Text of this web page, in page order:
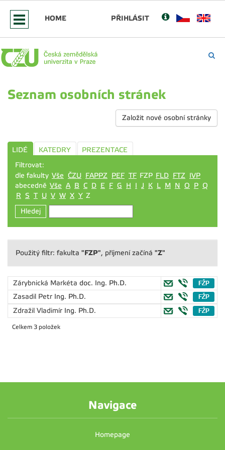
HOME PŘIHLÁSIT
Seznam osobních stránek
Založit nové osobní stránky
LIDÉ KATEDRY
PREZENTACE
Filtrovat:
dle fakulty Vše ČZU FAPPZ PEF TF FZP FLD FTZ IVP
abecedně Vše A B C D E F G H I J K L M N O P Q
R S T U V W X Y Z
Hledej
Použitý filtr: fakulta "FZP", příjmení začíná "Z"
Zárybnická Markéta doc. Ing. Ph.D.
Zasadil Petr Ing. Ph.D.
Zdražil Vladimír Ing. Ph.D.
Celkem 3 položek
Navigace
Homepage